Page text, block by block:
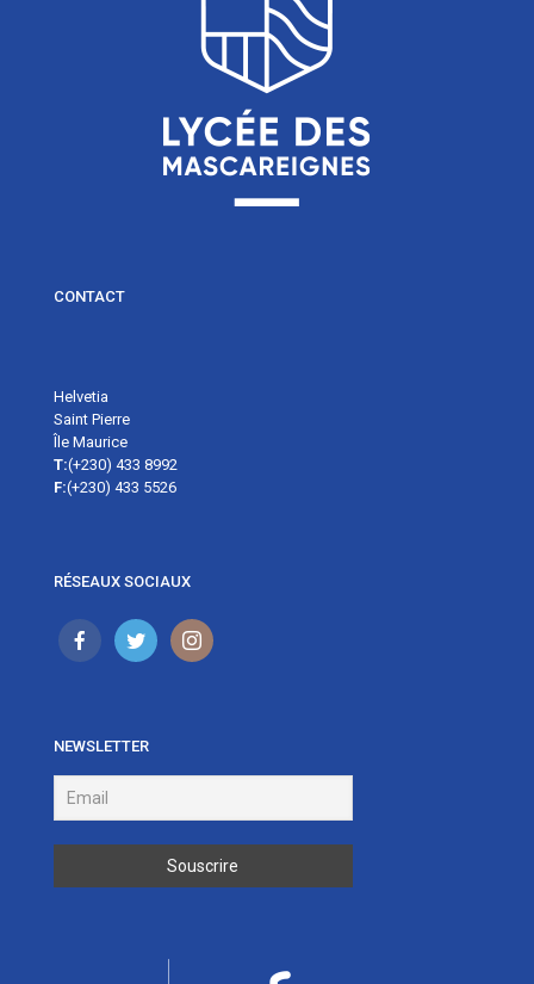
CONTACT
Helvetia
Saint Pierre
Île Maurice
T:(+230) 433 8992
F:(+230) 433 5526
RÉSEAUX SOCIAUX
NEWSLETTER